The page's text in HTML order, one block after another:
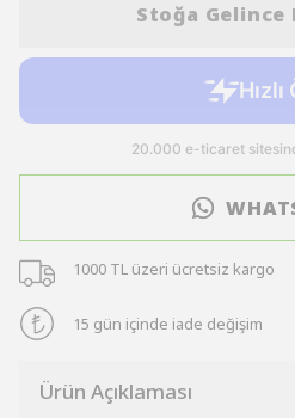
Stoğa Gelince
1000 TL üzeri ücretsiz kargo
15 gün içinde iade değişim
Ürün Açıklaması